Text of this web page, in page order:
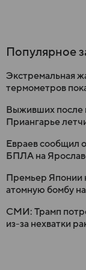
Популярное
Экстремальная
термометров
Выживших после
Приангарье
Евраев сообщил
БПЛА на
Премьер Японии
атомную бомбу
СМИ: Трамп
из-за нехватки